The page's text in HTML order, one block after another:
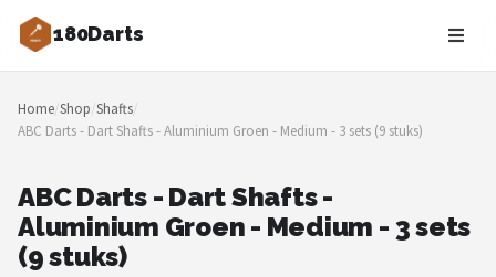
180Darts
Zoeken
NAVIGATIE
Merken
Blog
Home/Shop/Shafts/
ABC Darts - Dart Shafts - Aluminium Groen - Medium - 3 sets (9 stuks)
ABC Darts - Dart Shafts -
Aluminium Groen - Medium - 3 sets
(9 stuks)